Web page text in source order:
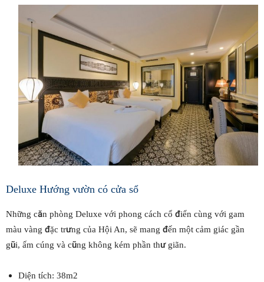
Deluxe Hướng vườn có cửa sổ
Những căn phòng Deluxe với phong cách cổ điển cùng với gam
màu vàng đặc trưng của Hội An, sẽ mang đến một cảm giác gần
gũi, ấm cúng và cũng không kém phần thư giãn.
Diện tích: 38m2